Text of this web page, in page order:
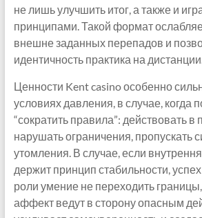
не лишь улучшить итог, а также и
принципами. Такой формат
внешне заданных перепадов и
идентичность практика на
Ценности Kent casino особенно
условиях давления, в случае, когда
“сократить правила”: действовать в
нарушать ограничения, пропускать
утомления. В случае, если
держит принцип стабильности,
роли умение не переходить
аффект ведут в сторону опасным